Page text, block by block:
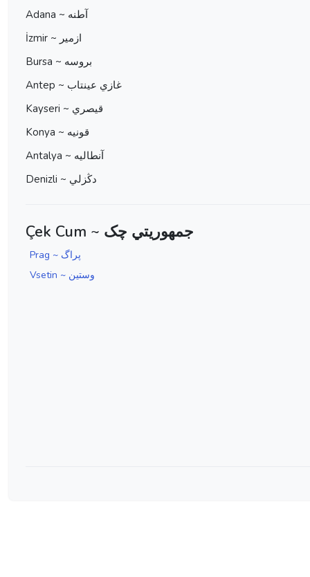
Adana ~ آطنه
İzmir ~ ازمير
Bursa ~ بروسه
Antep ~ غازي عينتاب
Kayseri ~ قيصري
Konya ~ قونيه
Antalya ~ آنطاليه
Denizli ~ دڭزلي
Çek Cum ~ جمهوریتي چک
Prag ~ پراگ
Vsetin ~ وستین